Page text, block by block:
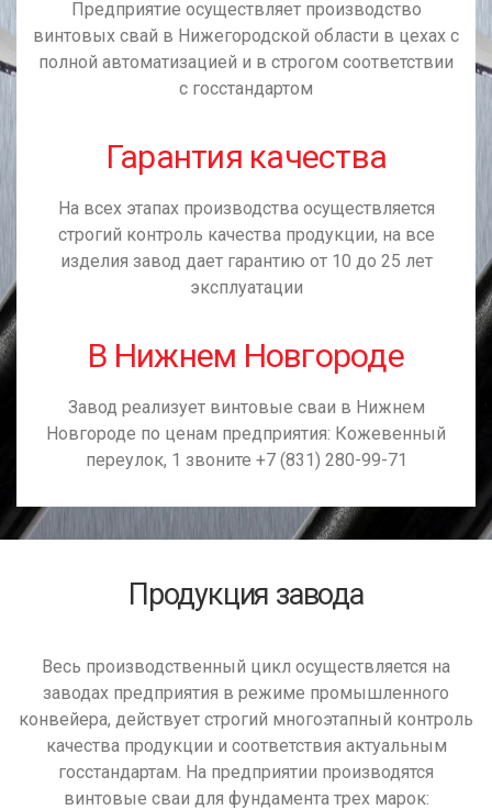
Предприятие осуществляет производство
винтовых свай в Нижегородской области в цехах с
полной автоматизацией и в строгом соответствии
с госстандартом
Гарантия качества
На всех этапах производства осуществляется
строгий контроль качества продукции, на все
изделия завод дает гарантию от 10 до 25 лет
эксплуатации
В Нижнем Новгороде
Завод реализует винтовые сваи в Нижнем
Новгороде по ценам предприятия: Кожевенный
переулок, 1 звоните +7 (831) 280-99-71
Продукция завода
Весь производственный цикл осуществляется на
заводах предприятия в режиме промышленного
конвейера, действует строгий многоэтапный контроль
качества продукции и соответствия актуальным
госстандартам. На предприятии производятся
винтовые сваи для фундамента трех марок: